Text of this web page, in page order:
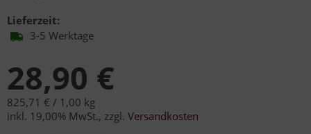
Lieferzeit:
3-5 Werktage
28,90 €
825,71 € / 1,00 kg
inkl. 19,00% MwSt., zzgl. Versandkosten